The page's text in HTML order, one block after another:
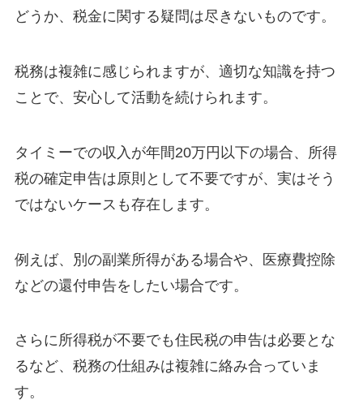
どうか、税金に関する疑問は尽きないものです。
税務は複雑に感じられますが、適切な知識を持つ
ことで、安心して活動を続けられます。
タイミーでの収入が年間20万円以下の場合、所得
税の確定申告は原則として不要ですが、実はそう
ではないケースも存在します。
例えば、別の副業所得がある場合や、医療費控除
などの還付申告をしたい場合です。
さらに所得税が不要でも住民税の申告は必要とな
るなど、税務の仕組みは複雑に絡み合っていま
す。